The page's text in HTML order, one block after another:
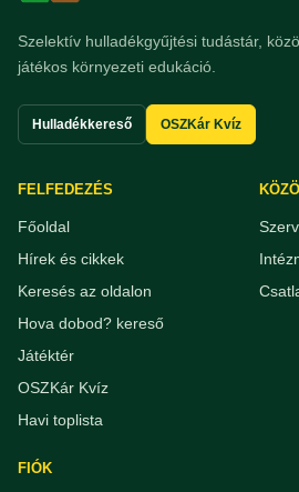
Szelektív hulladékgyűjtési tudástár,
játékos környezeti edukáció.
Hulladékkereső OSZKár Kvíz
FELFEDEZÉS
Főoldal
Hírek és cikkek
Keresés az oldalon
Hova dobod? kereső
Játéktér
OSZKár Kvíz
Havi toplista
FIÓK